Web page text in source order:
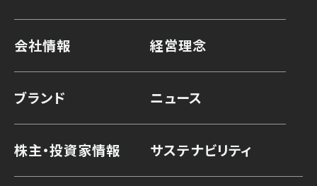
会社情報 経営理念
ブランド ニュース
株主・投資家情報 サステナビリティ